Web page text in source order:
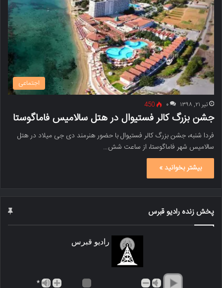
اجتماعی
تیر ۲۱, ۱۳۹۸ ۰ 450
جشن بزرگ کالر فستیوال در هتل سالامیس فاماگوستا
فردا شنبه، جشن بزرگ کالر فستیوال با حضور هنرمند دی جی میلاد در هتل
سالامیس شهر فاماگوستا، از ساعت شش…
بیشتر بخوانید »
پخش زنده رادیو قبرس
رادیو قبرس
*